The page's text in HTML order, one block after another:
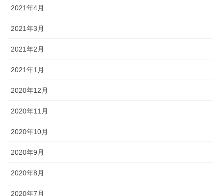
2021年4月
2021年3月
2021年2月
2021年1月
2020年12月
2020年11月
2020年10月
2020年9月
2020年8月
2020年7月